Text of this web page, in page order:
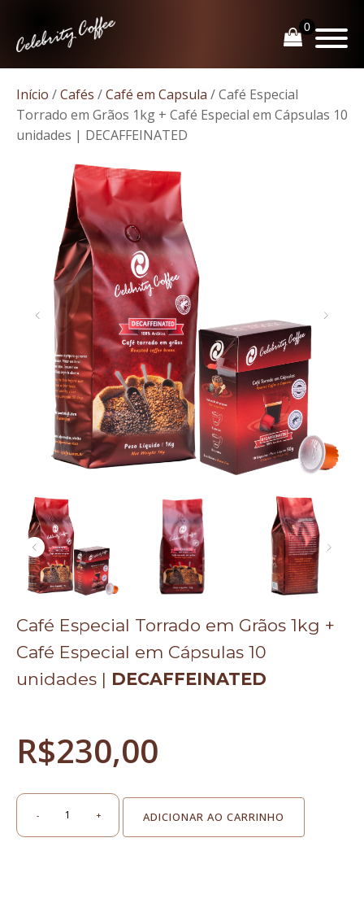
Início /Cafés /Café em Capsula / Café Especial
Torrado em Grãos 1kg + Café Especial em Cápsulas 10
unidades | DECAFFEINATED
Café Especial Torrado em Grãos 1kg +
Café Especial em Cápsulas 10
unidades | DECAFFEINATED
R$230,00
- + ADICIONAR AO CARRINHO